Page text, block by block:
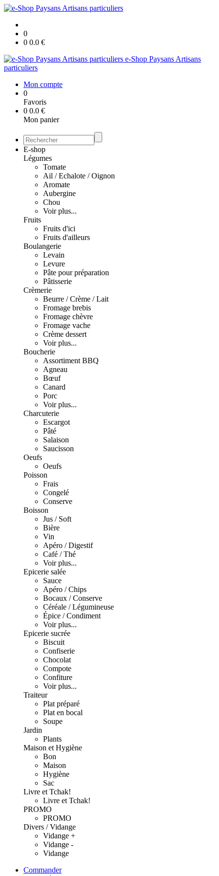
0
0 0.0 €
e-Shop Paysans Artisans
particuliers
Mon compte
0
Favoris
0 0.0 €
Mon panier
E-shop
Légumes
Tomate
Ail / Echalote / Oignon
Aromate
Aubergine
Chou
Voir plus...
Fruits
Fruits d'ici
Fruits d'ailleurs
Boulangerie
Levain
Levure
Pâte pour préparation
Pâtisserie
Crèmerie
Beurre / Crème / Lait
Fromage brebis
Fromage chèvre
Fromage vache
Crème dessert
Voir plus...
Boucherie
Assortiment BBQ
Agneau
Bœuf
Canard
Porc
Voir plus...
Charcuterie
Escargot
Pâté
Salaison
Saucisson
Oeufs
Oeufs
Poisson
Frais
Congelé
Conserve
Boisson
Jus / Soft
Bière
Vin
Apéro / Digestif
Café / Thé
Voir plus...
Epicerie salée
Sauce
Apéro / Chips
Bocaux / Conserve
Céréale / Légumineuse
Épice / Condiment
Voir plus...
Epicerie sucrée
Biscuit
Confiserie
Chocolat
Compote
Confiture
Voir plus...
Traiteur
Plat préparé
Plat en bocal
Soupe
Jardin
Plants
Maison et Hygiène
Bon
Maison
Hygiène
Sac
Livre et Tchak!
Livre et Tchak!
PROMO
PROMO
Divers / Vidange
Vidange +
Vidange -
Vidange
Commander